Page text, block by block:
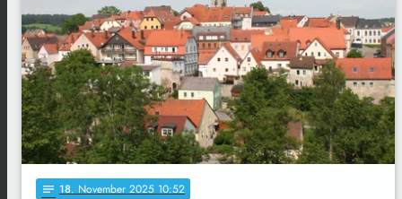
notes 18. November 2025 10:52